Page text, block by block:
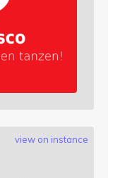
view on instance